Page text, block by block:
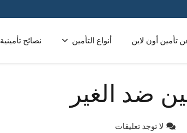
تأمين أون لاين أنواع التأمين نصائح تأمينية
ضد الغير
لا توجد تعليقات